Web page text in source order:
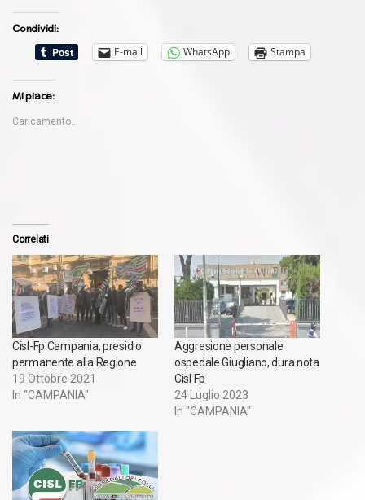
Condividi:
E-mail
WhatsApp Stampa
Mi piace:
Caricamento...
Correlati
Cisl-Fp Campania, presidio
permanente alla Regione
19 Ottobre 2021
In "CAMPANIA"
Aggresione personale
ospedale Giugliano, dura nota
Cisl Fp
24 Luglio 2023
In "CAMPANIA"